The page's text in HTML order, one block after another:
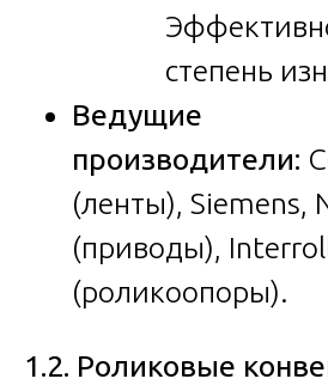
степень
Ведущие
производители:
(ленты), Siemens,
(приводы),
(роликоопоры).
1.2. Роликовые